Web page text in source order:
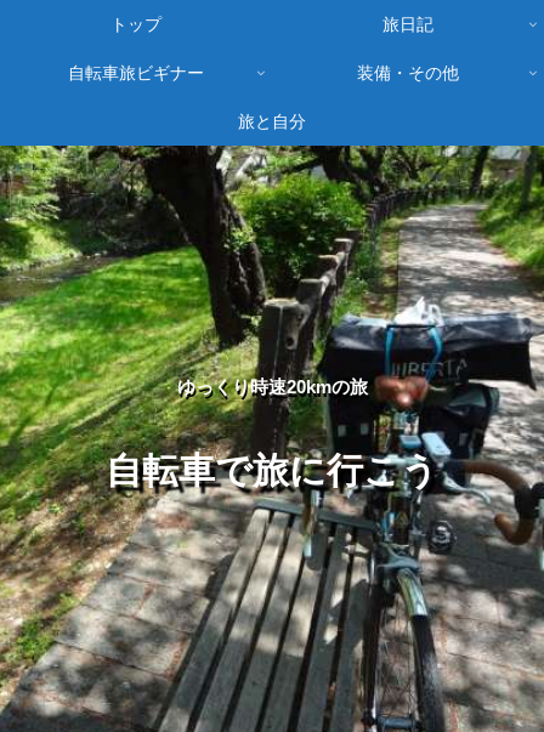
ゆっくり時速20kmの旅
自転車で旅に行こう
トップ 旅日記
自転車旅ビギナー 装備・その他
旅と自分